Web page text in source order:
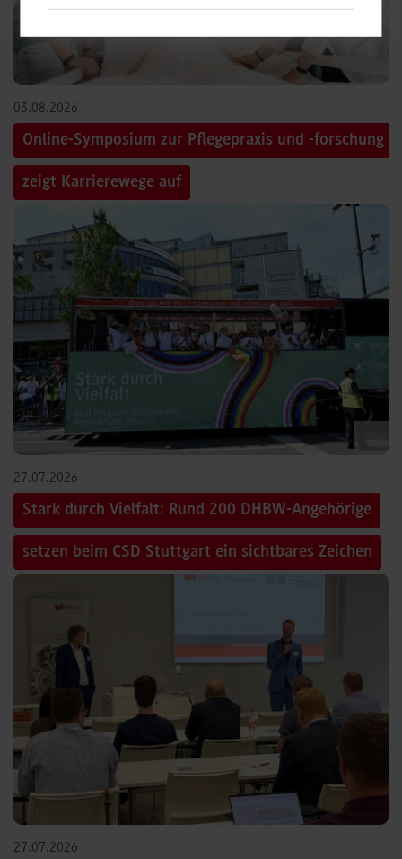
03.08.2026
Online-Symposium zur Pflegepraxis und -forschung
zeigt Karrierewege auf
27.07.2026
Stark durch Vielfalt: Rund 200 DHBW-Angehörige
setzen beim CSD Stuttgart ein sichtbares Zeichen
27.07.2026